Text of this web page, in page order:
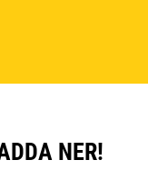
NER!